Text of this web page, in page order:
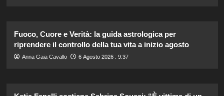
Fuoco, Cuore e Verità: la guida astrologica per
riprendere il controllo della tua vita a inizio agosto
Anna Gaia Cavallo 6 Agosto 2026 : 9:37